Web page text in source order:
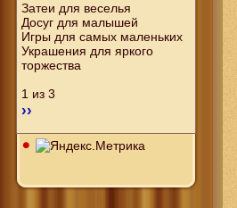
Затеи для веселья
Досуг для малышей
Игры для самых маленьких
Украшения для яркого
торжества
1 из 3
››